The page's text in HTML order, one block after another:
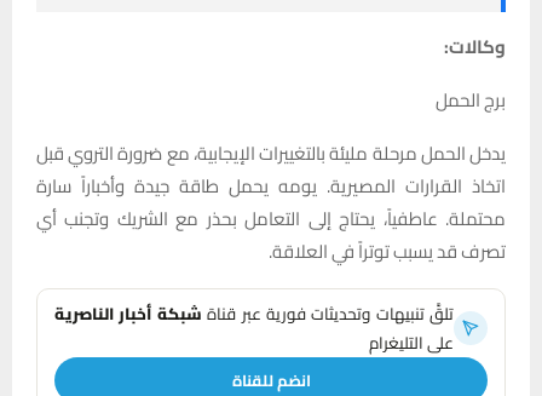
وكالات:
برج الحمل
يدخل الحمل مرحلة مليئة بالتغييرات الإيجابية، مع ضرورة التروي قبل
اتخاذ القرارات المصيرية. يومه يحمل طاقة جيدة وأخباراً سارة
محتملة. عاطفياً، يحتاج إلى التعامل بحذر مع الشريك وتجنب أي
تصرف قد يسبب توتراً في العلاقة.
تلقَّ تنبيهات وتحديثات فورية عبر قناةشبكة أخبار الناصرية
على التليغرام
انضم للقناة